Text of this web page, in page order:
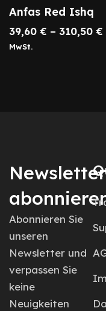
Anfas Red Ishq
39,60 € – 310,50 €
MwSt.
Newsletter
Abonnieren Sie
unseren
Newsletter und
verpassen Sie
keine
Neuigkeiten